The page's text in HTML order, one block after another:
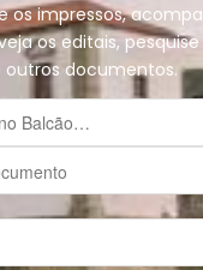
os impressos,
os editais, pesquise
outros documentos.